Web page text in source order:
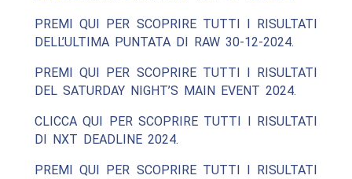
PREMI QUI PER SCOPRIRE TUTTI I RISULTATI
DELL’ULTIMA PUNTATA DI RAW 30-12-2024.
PREMI QUI PER SCOPRIRE TUTTI I RISULTATI
DEL SATURDAY NIGHT’S MAIN EVENT 2024.
CLICCA QUI PER SCOPRIRE TUTTI I RISULTATI
DI NXT DEADLINE 2024.
PREMI QUI PER SCOPRIRE TUTTI I RISULTATI